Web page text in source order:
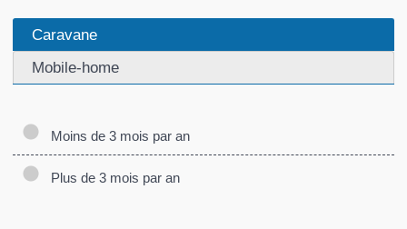
Caravane
Mobile-home
Moins de 3 mois par an
Plus de 3 mois par an